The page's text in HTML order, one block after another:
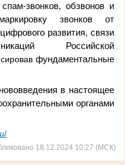
звонков, обзвонов и
звонков от
развития, связи
Российской
фундаментальные
в настоящее
органами
18.12.2024 10:27 (МСК)